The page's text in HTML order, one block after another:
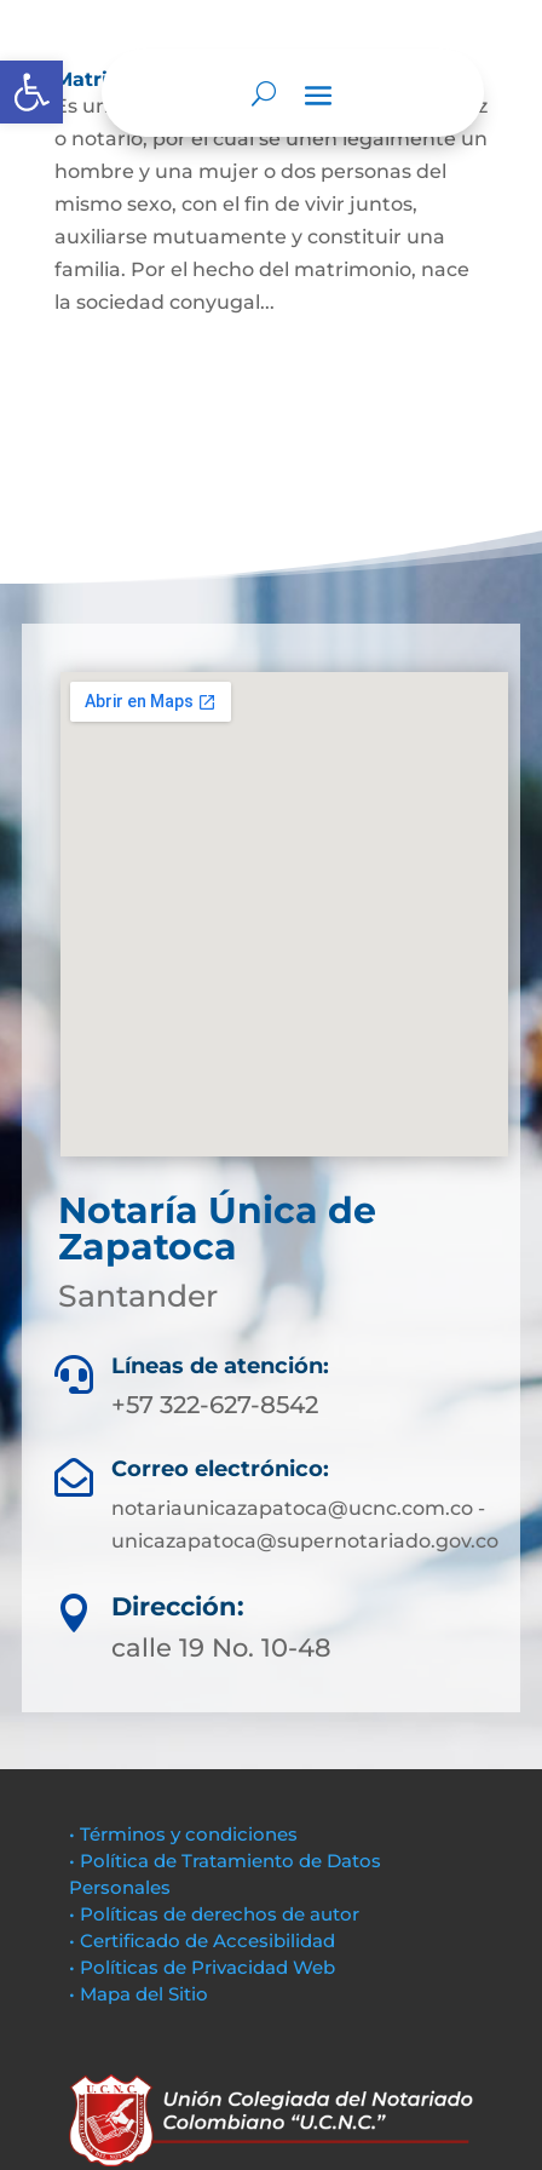
Abrir barra de herramientas
Matrimonio Civil
Es un contrato solemne celebrado ante juez
o notario, por el cual se unen legalmente un
hombre y una mujer o dos personas del
mismo sexo, con el fin de vivir juntos,
auxiliarse mutuamente y constituir una
familia. Por el hecho del matrimonio, nace
la sociedad conyugal...
Notaría Única de
Zapatoca
Santander
 Líneas de atención:
+57 322-627-8542
 Correo electrónico:
notariaunicazapatoca@ucnc.com.co -
unicazapatoca@supernotariado.gov.co

Dirección:
calle 19 No. 10-48
• Términos y condiciones
• Política de Tratamiento de Datos
Personales
• Políticas de derechos de autor
• Certificado de Accesibilidad
• Políticas de Privacidad Web
• Mapa del Sitio